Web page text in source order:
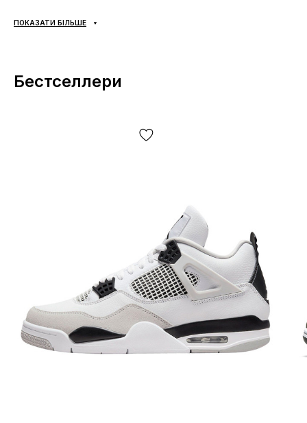
Доставка:наложка «Нова Пошта», доставка кросівок
Оплата:
Jordan будь-яким зручним способом (готівка чи карта);
Як визначити розмір кросівок Jordan?
Будь ласка, дотримуйтесь цих вказівок та будьте певні,
що кросівки однозначно Вам підійдуть. При виборі
розміру Jordan Retro (та й будь-яких інших кросівок
Джордан) в першу чергу необхідно оперувати
довжиною стопи (детальні інструкції щодо вимірів
ПОКАЗАТИ БІЛЬШЕ
Бестселлери